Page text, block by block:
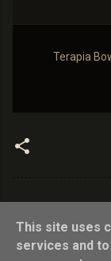
Terapia
This site uses
services and